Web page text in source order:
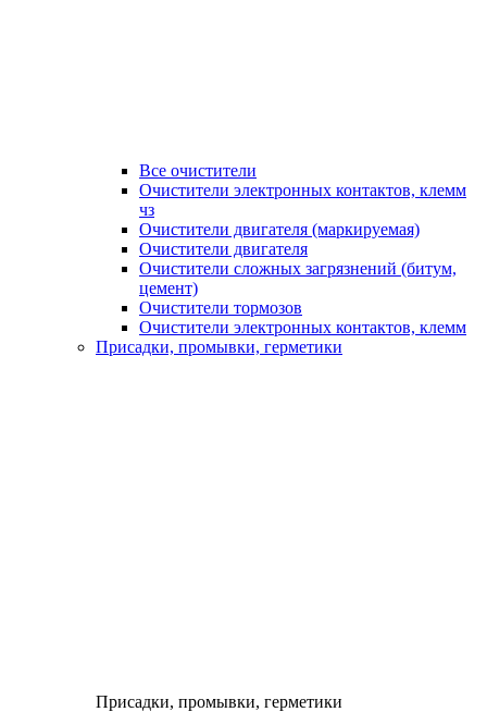
Все очистители
Очистители электронных контактов, клемм
чз
Очистители двигателя (маркируемая)
Очистители двигателя
Очистители сложных загрязнений (битум,
цемент)
Очистители тормозов
Очистители электронных контактов, клемм
Присадки, промывки, герметики
Присадки, промывки, герметики